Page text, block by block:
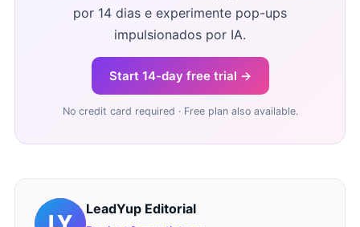
por 14 dias e experimente pop-ups
impulsionados por IA.
Start 14-day free trial →
No credit card required · Free plan also available.
LeadYup Editorial